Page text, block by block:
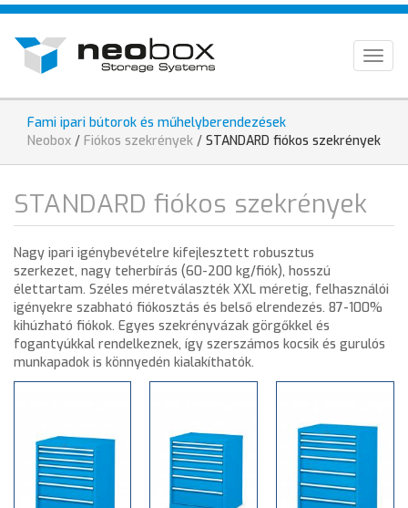
Ugrás
tartalomra
EN
Fami ipari bútorok és műhelyberendezések
Jelenlegi
hely
Neobox / Fiókos szekrények / STANDARD fiókos szekrények
STANDARD fiókos szekrények
Nagy ipari igénybevételre kifejlesztett robusztus
szerkezet, nagy teherbírás (60-200 kg/fiók), hosszú
élettartam. Széles méretválaszték XXL méretig, felhasználói
igényekre szabható fiókosztás és belső elrendezés. 87-100%
kihúzható fiókok. Egyes szekrényvázak görgőkkel és
fogantyúkkal rendelkeznek, így szerszámos kocsik és gurulós
munkapadok is könnyedén kialakíthatók.